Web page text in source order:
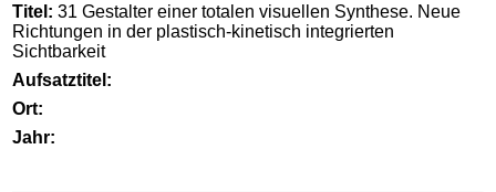
Titel: 31 Gestalter einer totalen visuellen Synthese. Neue
Richtungen in der plastisch-kinetisch integrierten
Sichtbarkeit
Aufsatztitel:
Ort:
Jahr: